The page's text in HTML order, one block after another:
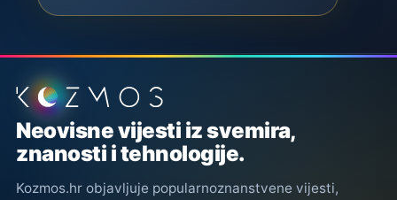
Podnožje stranice
Neovisne vijesti iz svemira,
znanosti i tehnologije.
Kozmos.hr objavljuje popularnoznanstvene vijesti,